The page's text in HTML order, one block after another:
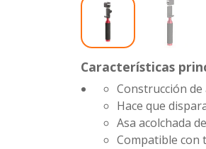
Características
Construcción
Hace que
Asa acolchada
Compatible con